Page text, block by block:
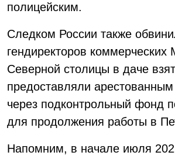
полицейским.
Следком России также
гендиректоров
Северной столицы в даче
предоставляли
через подконтрольный фонд
для продолжения работы в
Напомним, в начале июля